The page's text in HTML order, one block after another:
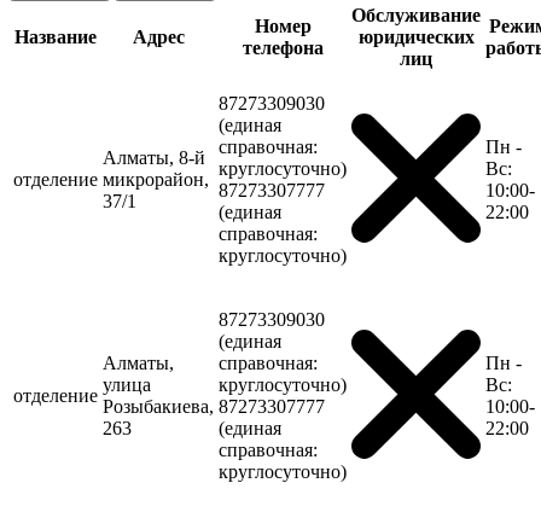
Название Адрес
Номер
телефона
Обслуживание
юридических
лиц
отделение
Алматы, 8-й
микрорайон,
37/1
87273309030
(единая
справочная:
круглосуточно)
87273307777
(единая
справочная:
круглосуточно)
Пн -
Вс:
10:00-
22:00
отделение
Алматы,
улица
Розыбакиева,
263
87273309030
(единая
справочная:
круглосуточно)
87273307777
(единая
справочная:
круглосуточно)
Пн -
Вс:
10:00-
22:00